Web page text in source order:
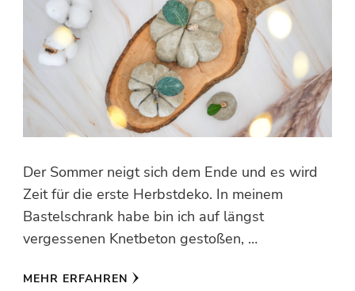
Der Sommer neigt sich dem Ende und es wird
Zeit für die erste Herbstdeko. In meinem
Bastelschrank habe bin ich auf längst
vergessenen Knetbeton gestoßen, …
MEHR ERFAHREN